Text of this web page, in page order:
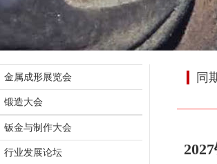
金属成形展览会
锻造大会
钣金与制作大会
行业发展论坛
同